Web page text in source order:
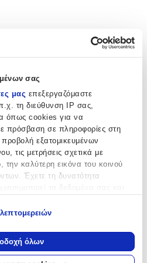
σας
μας επεξεργαζόμαστε
τη διεύθυνση IP σας,
όπως cookies για να
πρόσβαση σε πληροφορίες στη
εξατομικευμένων
τις μετρήσεις σχετικά με
την καλύτερη εικόνα του κοινού
Έχετε τη δυνατότητα
σχετικά με τη γεωγραφική
μπορεί να είναι ακριβείς σε
όλων